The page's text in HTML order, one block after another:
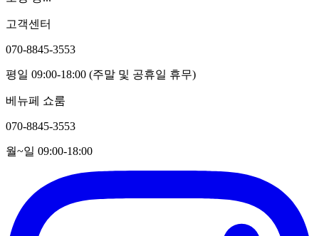
고객센터
070-8845-3553
평일 09:00-18:00 (주말 및 공휴일 휴무)
베뉴페 쇼룸
070-8845-3553
월~일 09:00-18:00